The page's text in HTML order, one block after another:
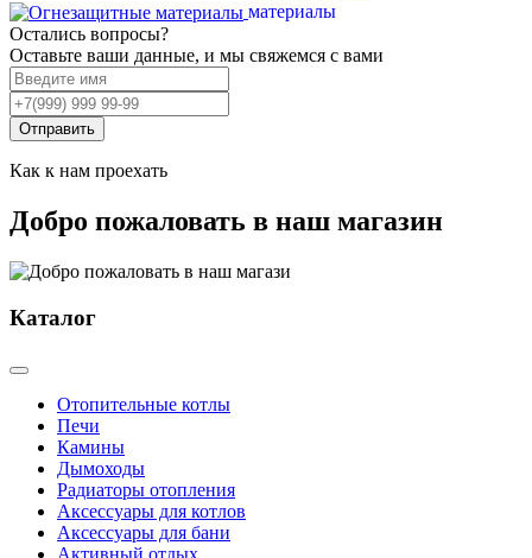
материалы
Остались вопросы?
Оставьте ваши данные, и мы свяжемся с вами
Отправить
Как к нам проехать
Добро пожаловать в наш магазин
Каталог
Отопительные котлы
Печи
Камины
Дымоходы
Радиаторы отопления
Аксессуары для котлов
Аксессуары для бани
Активный отдых